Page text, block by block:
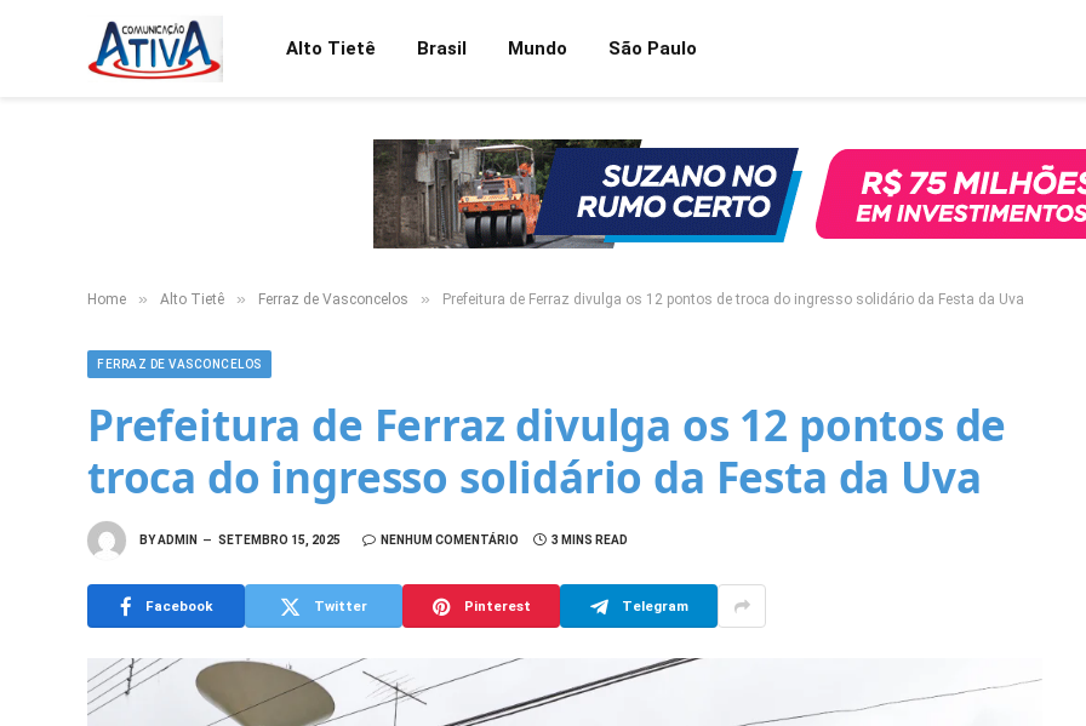
Alto Tietê Brasil Mundo São Paulo
Home » Alto Tietê » Ferraz de Vasconcelos » Prefeitura de Ferraz divulga os 12 pontos de troca do ingresso solidário da Festa da Uva
FERRAZ DE VASCONCELOS
Prefeitura de Ferraz divulga os 12 pontos de
troca do ingresso solidário da Festa da Uva
BYADMIN SETEMBRO 15, 2025 NENHUM COMENTÁRIO 3 MINS READ
Facebook Twitter Pinterest Telegram